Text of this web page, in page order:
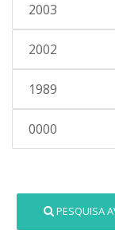
2003
2002
1989
0000
PESQUISA